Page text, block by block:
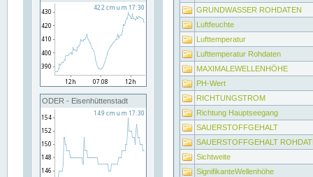
ODER - Eisenhüttenstadt
GRUNDWASSER ROHDATEN
Luftfeuchte
Lufttemperatur
Lufttemperatur Rohdaten
MAXIMALEWELLENHÖHE
PH-Wert
RICHTUNGSTROM
Richtung Hauptseegang
SAUERSTOFFGEHALT
SAUERSTOFFGEHALT
Sichtweite
SignifikanteWellenhöhe